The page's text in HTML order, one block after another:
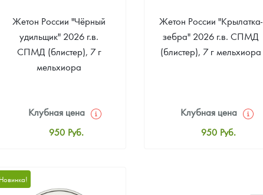
Жетон России "Чёрный
удильщик" 2026 г.в.
СПМД (блистер), 7 г
мельхиора
Клубная цена
950 Руб.
Жетон России "Крылатка-
зебра" 2026 г.в. СПМД
(блистер), 7 г мельхиора
Клубная цена
950 Руб.
Новинка!